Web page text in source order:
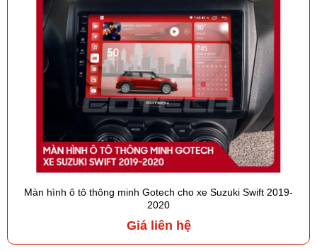
Màn hình ô tô thông minh Gotech cho xe Suzuki Swift 2019-
2020
Giá liên hệ